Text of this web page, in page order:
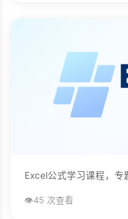
👁️45 次查看